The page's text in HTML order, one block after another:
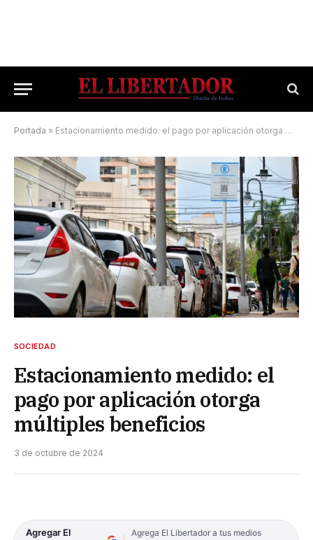
Portada » Estacionamiento medido: el pago por aplicación otorga múltiples beneficios
SOCIEDAD
Estacionamiento medido: el
pago por aplicación otorga
múltiples beneficios
3 de octubre de 2024
Agregar El
Agrega El Libertador a tus medios